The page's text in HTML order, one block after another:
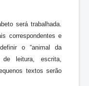
será trabalhada.
correspondentes e
o “animal da
leitura, escrita,
textos serão